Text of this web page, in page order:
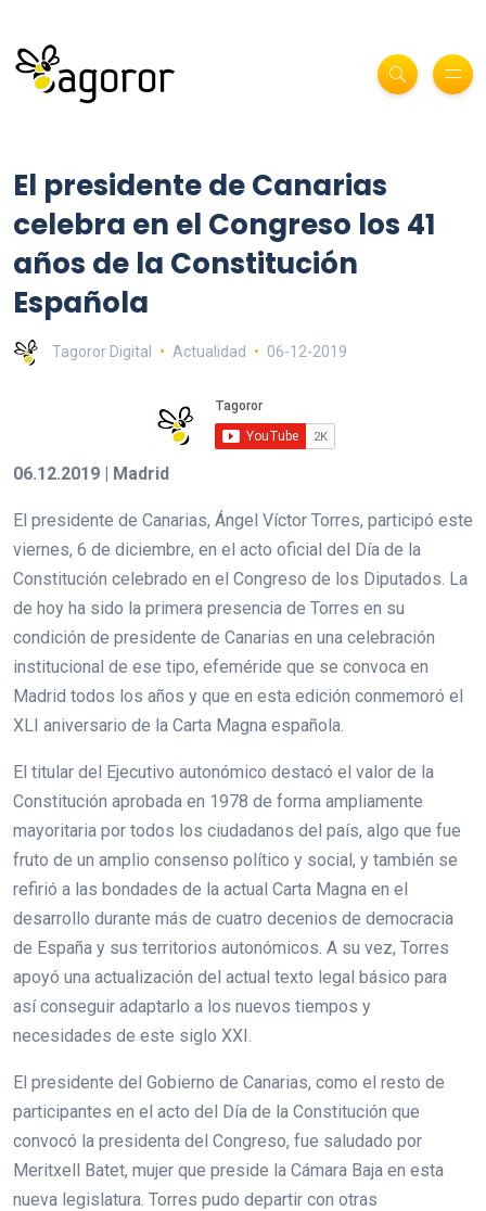
El presidente de Canarias
celebra en el Congreso los 41
años de la Constitución
Española
Tagoror Digital Actualidad 06-12-2019
06.12.2019 | Madrid
El presidente de Canarias, Ángel Víctor Torres, participó este
viernes, 6 de diciembre, en el acto oficial del Día de la
Constitución celebrado en el Congreso de los Diputados. La
de hoy ha sido la primera presencia de Torres en su
condición de presidente de Canarias en una celebración
institucional de ese tipo, efeméride que se convoca en
Madrid todos los años y que en esta edición conmemoró el
XLI aniversario de la Carta Magna española.
El titular del Ejecutivo autonómico destacó el valor de la
Constitución aprobada en 1978 de forma ampliamente
mayoritaria por todos los ciudadanos del país, algo que fue
fruto de un amplio consenso político y social, y también se
refirió a las bondades de la actual Carta Magna en el
desarrollo durante más de cuatro decenios de democracia
de España y sus territorios autonómicos. A su vez, Torres
apoyó una actualización del actual texto legal básico para
así conseguir adaptarlo a los nuevos tiempos y
necesidades de este siglo XXI.
El presidente del Gobierno de Canarias, como el resto de
participantes en el acto del Día de la Constitución que
convocó la presidenta del Congreso, fue saludado por
Meritxell Batet, mujer que preside la Cámara Baja en esta
nueva legislatura. Torres pudo departir con otras